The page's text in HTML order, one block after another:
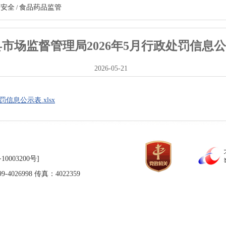
全 /食品药品监管
场监督管理局2026年5月行政处罚信息
2026-05-21
信息公示表.xlsx
号]
传真：4022359